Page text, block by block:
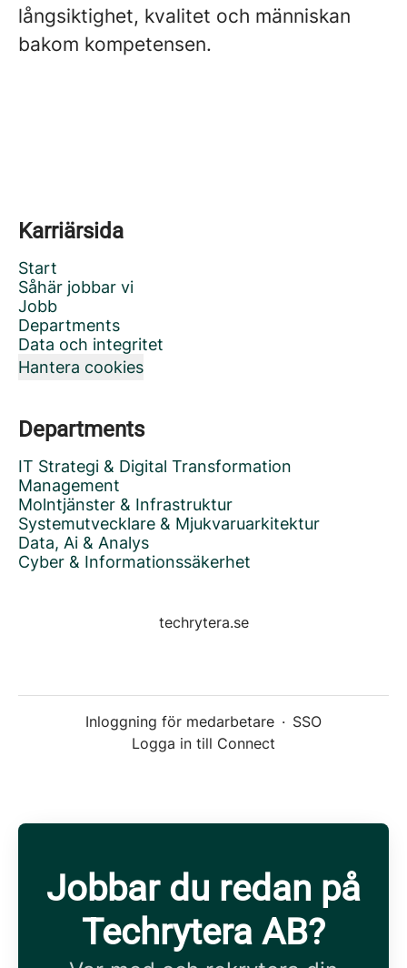
långsiktighet, kvalitet och människan
bakom kompetensen.
Karriärsida
Start
Såhär jobbar vi
Jobb
Departments
Data och integritet
Hantera cookies
Departments
IT Strategi & Digital Transformation
Management
Molntjänster & Infrastruktur
Systemutvecklare & Mjukvaruarkitektur
Data, Ai & Analys
Cyber & Informationssäkerhet
techrytera.se
Inloggning för medarbetare · SSO
Logga in till Connect
Jobbar du redan på
Techrytera AB?